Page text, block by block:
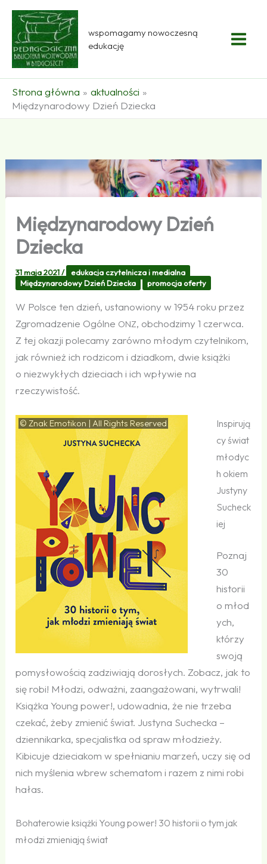
Przejdź
treści
wspomagamy nowoczesną
edukację
Strona główna
aktualności
Międzynarodowy Dzień Dziecka
Międzynarodowy Dzień
Dziecka
31 maja 2021/
edukacja czytelnicza i medialna
Międzynarodowy Dzień Dziecka
promocja oferty
W Polsce ten dzień, ustanowiony w 1954 roku przez
Zgromadzenie Ogólne ONZ, obchodzimy 1 czerwca.
Z tej okazji polecamy zarówno młodym czytelnikom,
jak również ich rodzicom i dziadkom, dwie książki
o niezwykłych dzieciach i ich wpływie na
rzeczywistość.
© Znak Emotikon | All Rights Reserved
Inspirują
cy świat
młodyc
h okiem
Justyny
Sucheck
iej
Poznaj
30
historii
o młod
ych,
którzy
swoją
pomysłowością zadziwiają dorosłych. Zobacz, jak to
się robi! Młodzi, odważni, zaangażowani, wytrwali!
Książka Young power!, udowadnia, że nie trzeba
czekać, żeby zmienić świat. Justyna Suchecka –
dziennikarka, specjalistka od spraw młodzieży.
Kibicuje dzieciakom w spełnianiu marzeń, uczy się od
nich myślenia wbrew schematom i razem z nimi robi
hałas.
Bohaterowie książki Young power! 30 historii o tym jak
młodzi zmieniają świat